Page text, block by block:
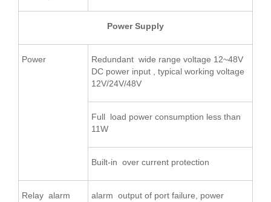
Power Supply
Power
Redundant wide range voltage 12~48V
DC power input , typical working voltage
12V/24V/48V
Full load power consumption less than
11W
Built-in over current protection
Relay alarm
alarm output of port failure, power